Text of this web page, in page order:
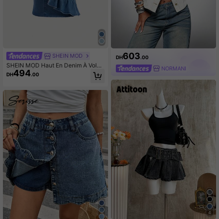
SHEIN MOD
SHEIN MOD Haut En Denim À Volan
ts À Une Épaule Pour Femmes
DH494.00
DH603.00
NORMANI
4